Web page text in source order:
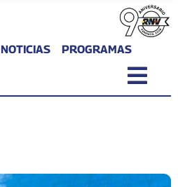
NOTICIAS PROGRAMAS